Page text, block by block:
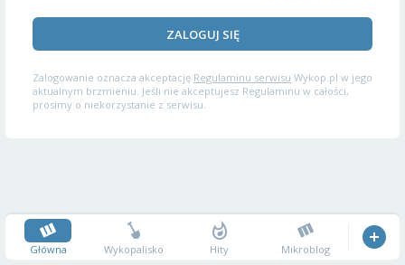
ZALOGUJ SIĘ
Zalogowanie oznacza akceptację Regulaminu serwisu Wykop.pl w jego
aktualnym brzmieniu. Jeśli nie akceptujesz Regulaminu w całości,
prosimy o niekorzystanie z serwisu.
Główna Wykopalisko Hity Mikroblog